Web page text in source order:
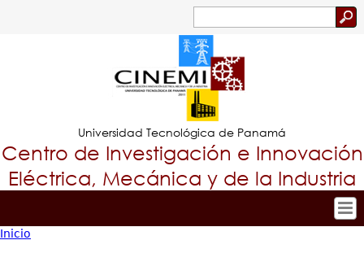
Jump to navigation
Formulario
de
búsqueda
Universidad Tecnológica de Panamá
Centro de Investigación e Innovación
Eléctrica, Mecánica y de la Industria
Tropical
Inicio